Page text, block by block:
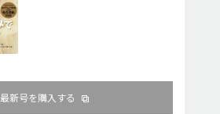
最新号を購入する